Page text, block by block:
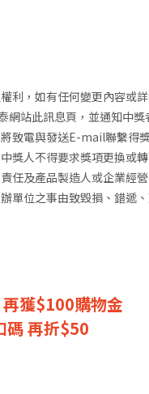
利，如有任何變更內容或
站此訊息頁，並通知中
致電與發送E-mail聯繫得
獎人不得要求獎項更換或轉
任及產品製造人或企業經營
單位之事由致毀損、錯遞
獲$100購物金
碼 再折$50